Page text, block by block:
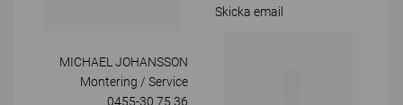
Skicka email
MICHAEL JOHANSSON
Montering / Service
0455-30 75 36